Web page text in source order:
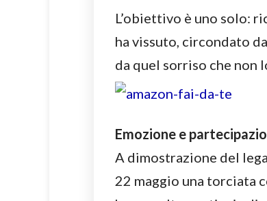
L’obiettivo è uno solo:
ha vissuto, circondato
da quel sorriso che non
Emozione e
A dimostrazione del
22 maggio una torciata